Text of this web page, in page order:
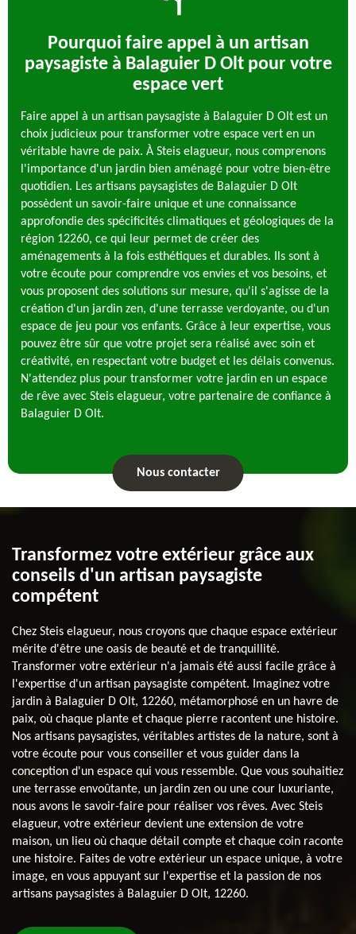
Pourquoi faire appel à un artisan
paysagiste à Balaguier D Olt pour votre
espace vert
Faire appel à un artisan paysagiste à Balaguier D Olt est un
choix judicieux pour transformer votre espace vert en un
véritable havre de paix. À Steis elagueur, nous comprenons
l'importance d'un jardin bien aménagé pour votre bien-être
quotidien. Les artisans paysagistes de Balaguier D Olt
possèdent un savoir-faire unique et une connaissance
approfondie des spécificités climatiques et géologiques de la
région 12260, ce qui leur permet de créer des
aménagements à la fois esthétiques et durables. Ils sont à
votre écoute pour comprendre vos envies et vos besoins, et
vous proposent des solutions sur mesure, qu'il s'agisse de la
création d'un jardin zen, d'une terrasse verdoyante, ou d'un
espace de jeu pour vos enfants. Grâce à leur expertise, vous
pouvez être sûr que votre projet sera réalisé avec soin et
créativité, en respectant votre budget et les délais convenus.
N'attendez plus pour transformer votre jardin en un espace
de rêve avec Steis elagueur, votre partenaire de confiance à
Balaguier D Olt.
Nous contacter
Transformez votre extérieur grâce aux
conseils d'un artisan paysagiste
compétent
Chez Steis elagueur, nous croyons que chaque espace extérieur
mérite d'être une oasis de beauté et de tranquillité.
Transformer votre extérieur n'a jamais été aussi facile grâce à
l'expertise d'un artisan paysagiste compétent. Imaginez votre
jardin à Balaguier D Olt, 12260, métamorphosé en un havre de
paix, où chaque plante et chaque pierre racontent une histoire.
Nos artisans paysagistes, véritables artistes de la nature, sont à
votre écoute pour vous conseiller et vous guider dans la
conception d'un espace qui vous ressemble. Que vous souhaitiez
une terrasse envoûtante, un jardin zen ou une cour luxuriante,
nous avons le savoir-faire pour réaliser vos rêves. Avec Steis
elagueur, votre extérieur devient une extension de votre
maison, un lieu où chaque détail compte et chaque coin raconte
une histoire. Faites de votre extérieur un espace unique, à votre
image, en vous appuyant sur l'expertise et la passion de nos
artisans paysagistes à Balaguier D Olt, 12260.